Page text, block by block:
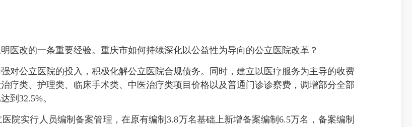
改的一条重要经验。重庆市如何持续深化以公益性为导向的公立医院改革？
公立医院的投入，积极化解公立医院合规债务。同时，建立以医疗服务为主导的收费
疗类、护理类、临床手术类、中医治疗类项目价格以及普通门诊诊察费，调增部分全部
到32.5%。
实行人员编制备案管理，在原有编制3.8万名基础上新增备案编制6.5万名，备案编制